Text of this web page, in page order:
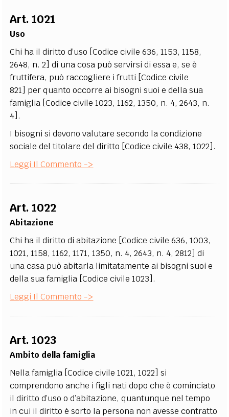
SOCIAL MEDIA
Art. 1021
Uso
Chi ha il diritto d’uso [Codice civile 636, 1153, 1158,
2648, n. 2] di una cosa può servirsi di essa e, se è
fruttifera, può raccogliere i frutti [Codice civile
821] per quanto occorre ai bisogni suoi e della sua
famiglia [Codice civile 1023, 1162, 1350, n. 4, 2643, n.
4].
I bisogni si devono valutare secondo la condizione
sociale del titolare del diritto [Codice civile 438, 1022].
Leggi Il Commento ->
Art. 1022
Abitazione
Chi ha il diritto di abitazione [Codice civile 636, 1003,
1021, 1158, 1162, 1171, 1350, n. 4, 2643, n. 4, 2812] di
una casa può abitarla limitatamente ai bisogni suoi e
della sua famiglia [Codice civile 1023].
Leggi Il Commento ->
Art. 1023
Ambito della famiglia
Nella famiglia [Codice civile 1021, 1022] si
comprendono anche i figli nati dopo che è cominciato
il diritto d’uso o d’abitazione, quantunque nel tempo
in cui il diritto è sorto la persona non avesse contratto